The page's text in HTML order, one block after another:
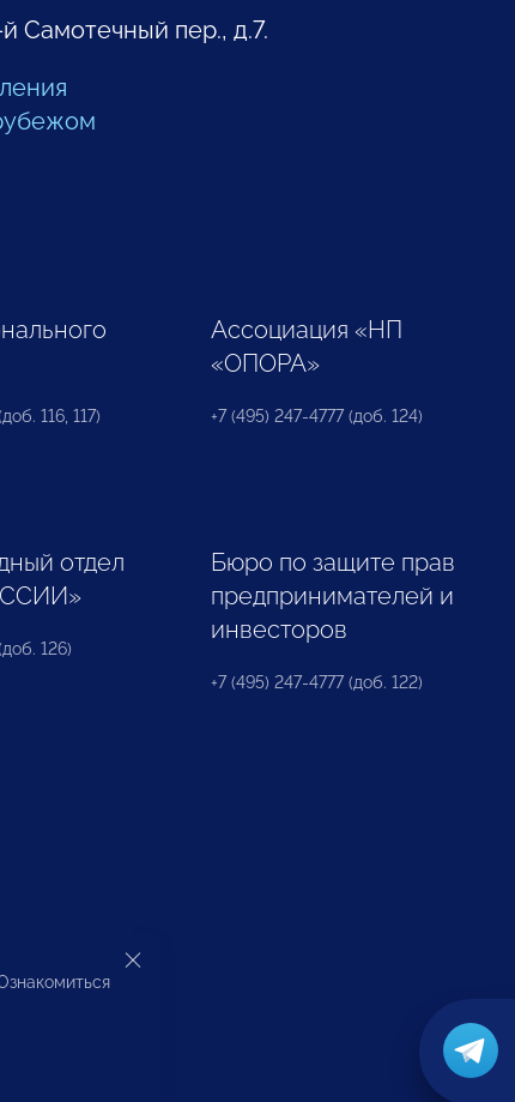
Самотечный пер., д.7.
116, 117)
Ассоциация «НП
«ОПОРА»
+7 (495) 247-4777 (доб. 124)
отдел
126)
Бюро по защите прав
предпринимателей и
инвесторов
+7 (495) 247-4777 (доб. 122)